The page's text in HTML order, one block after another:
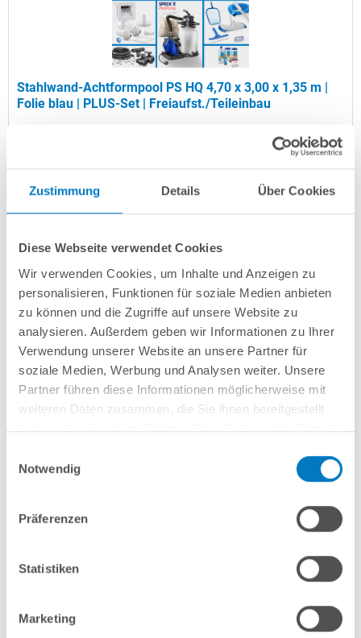
Zustimmung Details Über Cookies
Diese Webseite verwendet Cookies
Wir verwenden Cookies, um Inhalte und Anzeigen zu
personalisieren, Funktionen für soziale Medien anbieten
zu können und die Zugriffe auf unsere Website zu
analysieren. Außerdem geben wir Informationen zu Ihrer
Verwendung unserer Website an unsere Partner für
soziale Medien, Werbung und Analysen weiter. Unsere
Partner führen diese Informationen möglicherweise mit
weiteren Daten zusammen, die Sie ihnen bereitgestellt
Notwendig
Präferenzen
Statistiken
Marketing
Stahlwand-Achtformpool PS HQ 4,70 x 3,00 x 1,35 m |
Folie blau | PLUS-Set | Freiaufst./Teileinbau
UVP:3.799,00 € *
Versandkostenfreie Lieferung!
Lieferung in ca. 3-6 Arbeitstagen
In den Warenkorb
Stahlwand-Achtformpool PS HQ 4,70 x 3,00 x 1,35 m |
Kurzbeschreibung
2.349,00 € *